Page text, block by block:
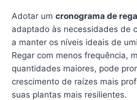
Adotar um cronograma de
adaptado às necessidades de
a manter os níveis ideais de
Regar com menos frequência,
quantidades maiores, pode
crescimento de raízes mais
suas plantas mais resilientes.